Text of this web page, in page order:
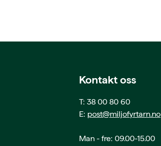
Kontakt oss
T: 38 00 80 60
E: post@miljofyrtarn.no
Man - fre: 09.00-15.00